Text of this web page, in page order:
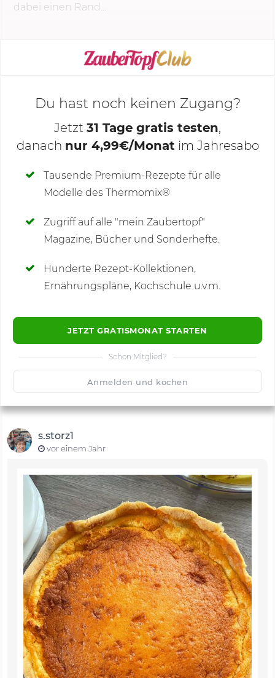
dabei einen Rand...
KOCHMODUS STARTEN
Deine Notizen
Du hast noch keinen Zugang?
Jetzt 31 Tage gratis testen,
danach nur 4,99€/Monat im Jahresabo
Tausende Premium-Rezepte für alle
Modelle des Thermomix®
Zugriff auf alle "mein Zaubertopf"
Magazine, Bücher und Sonderhefte.
Hunderte Rezept-Kollektionen,
Ernährungspläne, Kochschule u.v.m.
JETZT GRATISMONAT STARTEN
Schon Mitglied?
Anmelden und kochen
Kommentare(7)
🙂 Speichern
s.storz1
vor einem Jahr